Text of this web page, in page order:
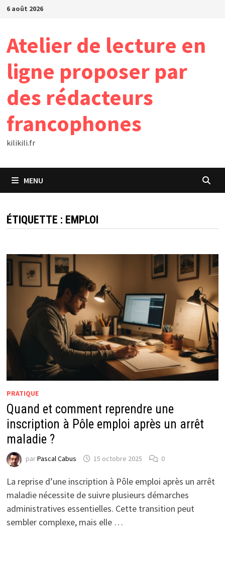
Passer
6 août 2026
Atelier de lecture en
ligne proposer par
des rédacteurs
francophones
kilikili.fr
MENU
ÉTIQUETTE : EMPLOI
PRATIQUE
Quand et comment reprendre une
inscription à Pôle emploi après un arrêt
maladie ?
parPascal Cabus 15 octobre 2025 0
La reprise d’une inscription à Pôle emploi après un arrêt
maladie nécessite de suivre plusieurs démarches
administratives essentielles. Cette transition peut
sembler complexe, mais elle …